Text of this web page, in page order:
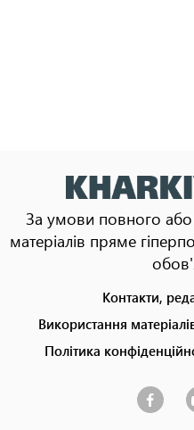
За умови повного або
матеріалів пряме
menu
Контакти,
Використання
Політика